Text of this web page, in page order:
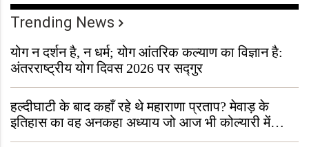
Trending News
योग न दर्शन है, न धर्म; योग आंतरिक कल्याण का विज्ञान है:
अंतरराष्ट्रीय योग दिवस 2026 पर सद्गुर
हल्दीघाटी के बाद कहाँ रहे थे महाराणा प्रताप? मेवाड़ के
इतिहास का वह अनकहा अध्याय जो आज भी कोल्यारी में
जीवित है